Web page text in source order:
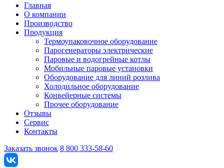
Главная
О компании
Производство
Продукция
Термоупаковочное оборудование
Парогенераторы электрические
Паровые и водогрейные котлы
Мобильные паровые установки
Оборудование для линий розлива
Холодильное оборудование
Конвейерные системы
Прочее оборудование
Отзывы
Сервис
Контакты
Заказать звонок 8 800 333-58-60